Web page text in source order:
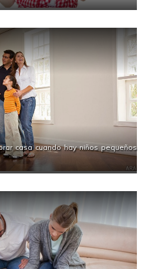
casa cuando hay niños pequeños